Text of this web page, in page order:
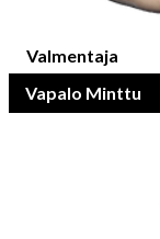
Valmentaja
Vapalo Minttu